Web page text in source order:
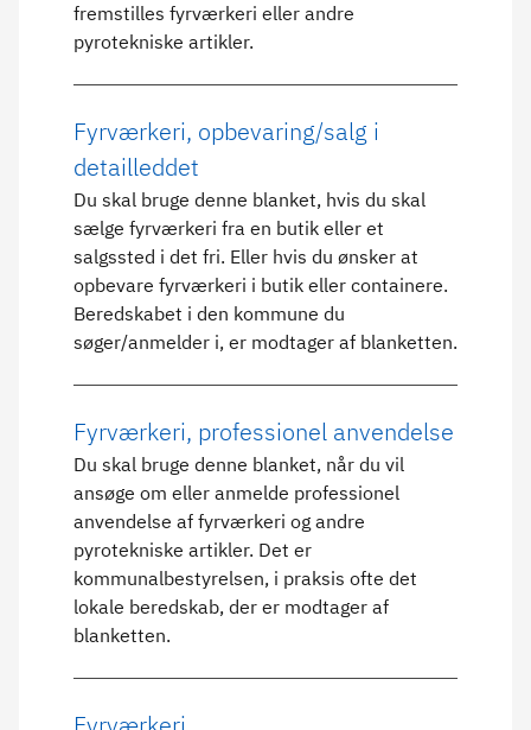
fremstilles fyrværkeri eller andre
pyrotekniske artikler.
Fyrværkeri, opbevaring/salg i
detailleddet
Du skal bruge denne blanket, hvis du skal
sælge fyrværkeri fra en butik eller et
salgssted i det fri. Eller hvis du ønsker at
opbevare fyrværkeri i butik eller containere.
Beredskabet i den kommune du
søger/anmelder i, er modtager af blanketten.
Fyrværkeri, professionel anvendelse
Du skal bruge denne blanket, når du vil
ansøge om eller anmelde professionel
anvendelse af fyrværkeri og andre
pyrotekniske artikler. Det er
kommunalbestyrelsen, i praksis ofte det
lokale beredskab, der er modtager af
blanketten.